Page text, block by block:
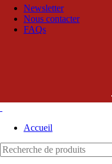
Newsletter
Nous contacter
FAQs
Accueil